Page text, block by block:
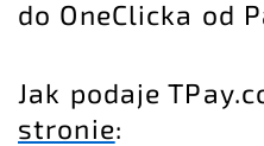
do OneClicka od
Jak podaje
stronie: